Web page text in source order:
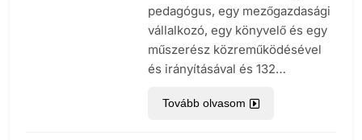
pedagógus, egy mezőgazdasági
vállalkozó, egy könyvelő és egy
műszerész közreműködésével
és irányításával és 132…
Tovább olvasom